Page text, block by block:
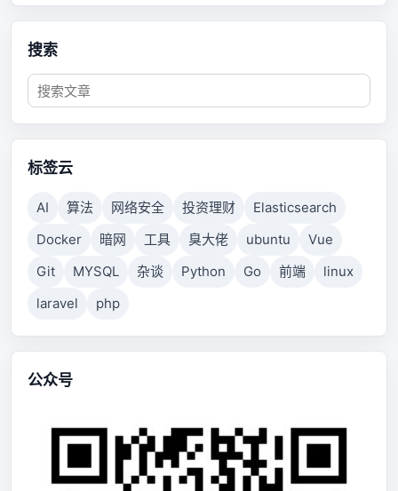
搜索
标签云
AI 算法 网络安全 投资理财
Elasticsearch
Docker
暗网 工具 臭大佬 ubuntu
Vue
Git
MYSQL 杂谈 Python Go 前端
linux
laravel
php
公众号